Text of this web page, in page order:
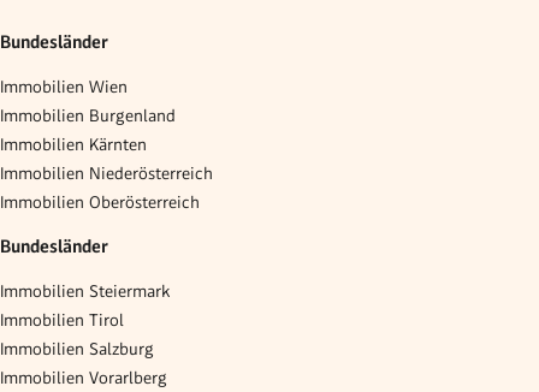
Bundesländer
Immobilien Wien
Immobilien Burgenland
Immobilien Kärnten
Immobilien Niederösterreich
Immobilien Oberösterreich
Bundesländer
Immobilien Steiermark
Immobilien Tirol
Immobilien Salzburg
Immobilien Vorarlberg